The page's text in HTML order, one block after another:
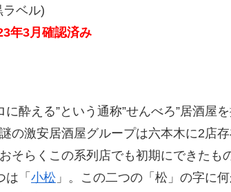
ベル)
3月確認済み
に酔える”という通称”せんべろ”居酒屋
の激安居酒屋グループは六本木に2店
そらくこの系列店でも初期にできたも
は「 小松 」。この二つの「松」の字に